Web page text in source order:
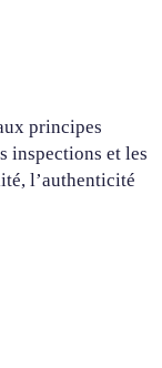
principes
inspections et les
l’authenticité